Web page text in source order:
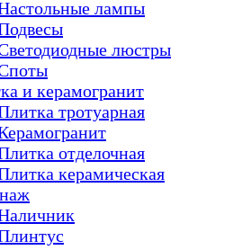
лампы
люстры
и керамогранит
тротуарная
отделочная
керамическая